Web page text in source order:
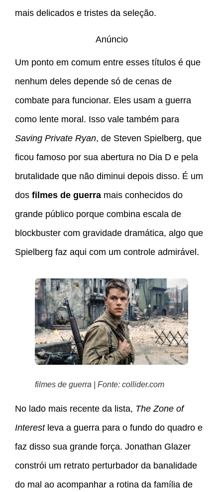
mais delicados e tristes da seleção.
Anúncio
Um ponto em comum entre esses títulos é que
nenhum deles depende só de cenas de
combate para funcionar. Eles usam a guerra
como lente moral. Isso vale também para
Saving Private Ryan, de Steven Spielberg, que
ficou famoso por sua abertura no Dia D e pela
brutalidade que não diminui depois disso. É um
dos filmes de guerra mais conhecidos do
grande público porque combina escala de
blockbuster com gravidade dramática, algo que
Spielberg faz aqui com um controle admirável.
filmes de guerra | Fonte: collider.com
No lado mais recente da lista, The Zone of
Interestleva a guerra para o fundo do quadro e
faz disso sua grande força. Jonathan Glazer
constrói um retrato perturbador da banalidade
do mal ao acompanhar a rotina da família de